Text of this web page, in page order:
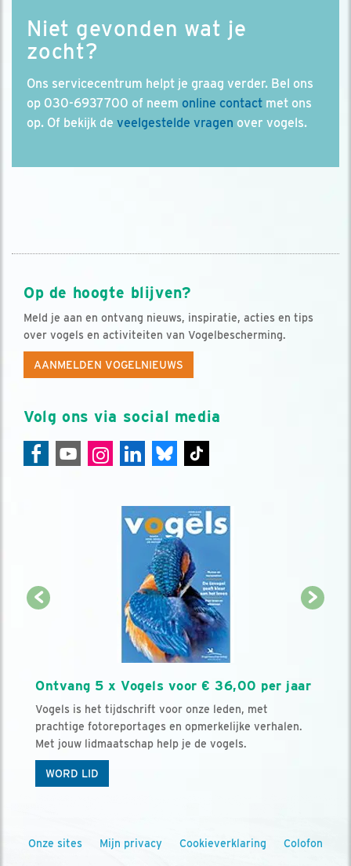
Niet gevonden wat je
zocht?
Ons servicecentrum helpt je graag verder. Bel ons
op 030-6937700 of neem online contact met ons
op. Of bekijk de veelgestelde vragen over vogels.
Op de hoogte blijven?
Meld je aan en ontvang nieuws, inspiratie, acties en tips
over vogels en activiteiten van Vogelbescherming.
AANMELDEN VOGELNIEUWS
Volg ons via social media
Ontvang 5 x Vogels voor € 36,00 per jaar
Vogels is het tijdschrift voor onze leden, met
prachtige fotoreportages en opmerkelijke verhalen.
Met jouw lidmaatschap help je de vogels.
WORD LID
Onze sites Mijn privacy Cookieverklaring Colofon